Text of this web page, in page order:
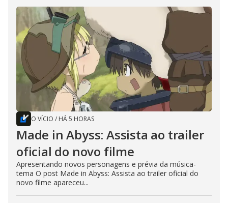
O VÍCIO / HÁ 5 HORAS
Made in Abyss: Assista ao trailer
oficial do novo filme
Apresentando novos personagens e prévia da música-
tema O post Made in Abyss: Assista ao trailer oficial do
novo filme apareceu...